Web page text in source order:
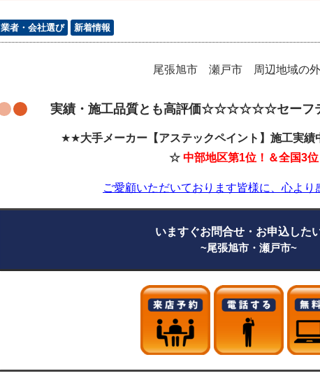
業者・会社選び 新着情報
尾張旭市 瀬戸市 周辺地域の外
実績・施工品質とも高評価☆☆☆☆☆☆セーフテ
★★大手メーカー【アステックペイント】施工実
☆ 中部地区第1位！＆全国3位
ご愛顧いただいております皆様に、心より
いますぐお問合せ・お申込した
~尾張旭市・瀬戸市~